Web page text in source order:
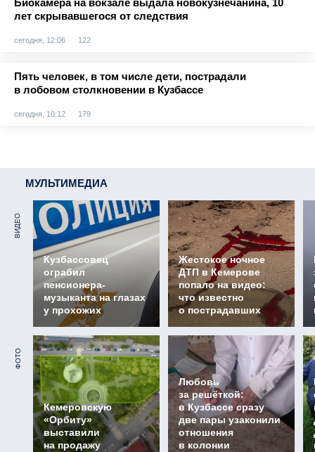
Биокамера на вокзале выдала новокузнечанина, 10
лет скрывавшегося от следствия
сегодня, 12:06 122
Пять человек, в том числе дети, пострадали
в лобовом столкновении в Кузбассе
сегодня, 10:12 179
МУЛЬТИМЕДИА
ВИДЕО
Кузбассовец
ограбил
пенсионера-
музыканта на глазах
у прохожих
Жестокое ночное
ДТП в Кемерове
попало на видео:
что известно
о пострадавших
ФОТО
Кемеровскую
«Орбиту»
выставили
на продажу
Любовь
за решёткой:
в Кузбассе сразу
две пары узаконили
отношения
в колонии